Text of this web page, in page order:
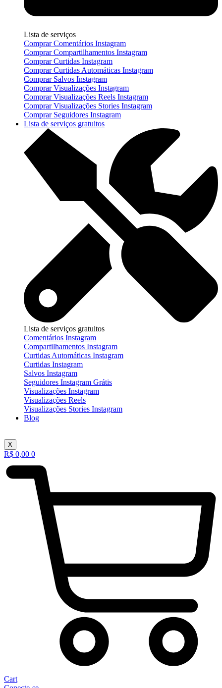
Lista de serviços
Comprar Comentários Instagram
Comprar Compartilhamentos Instagram
Comprar Curtidas Instagram
Comprar Curtidas Automáticas Instagram
Comprar Salvos Instagram
Comprar Visualizações Instagram
Comprar Visualizações Reels Instagram
Comprar Visualizações Stories Instagram
Comprar Seguidores Instagram
Lista de serviços gratuitos
Lista de serviços gratuitos
Comentários Instagram
Compartilhamentos Instagram
Curtidas Automáticas Instagram
Curtidas Instagram
Salvos Instagram
Seguidores Instagram Grátis
Visualizações Instagram
Visualizações Reels
Visualizações Stories Instagram
Blog
X
R$ 0,00 0
Cart